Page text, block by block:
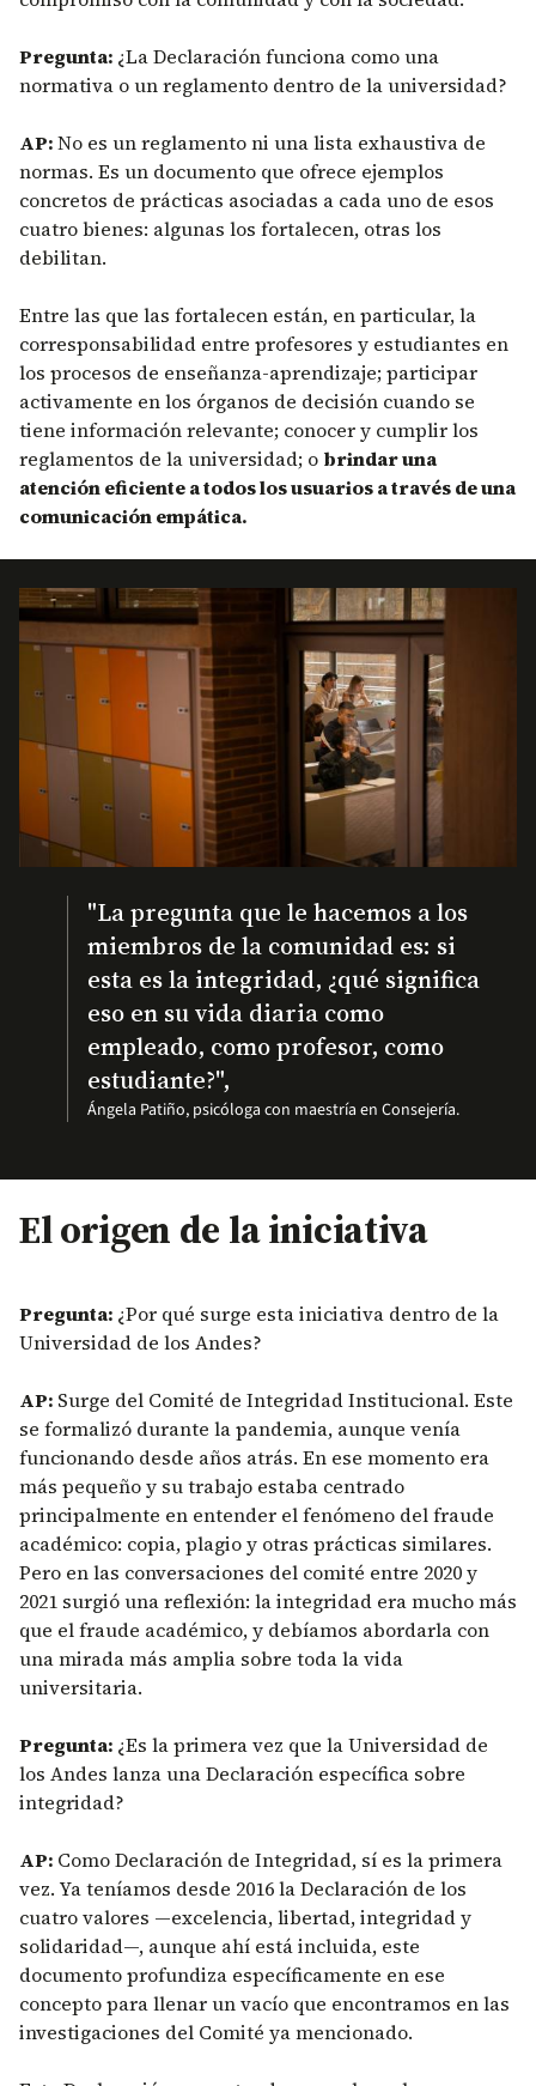
Pregunta: ¿La Declaración funciona como una
normativa o un reglamento dentro de la universidad?
AP:No es un reglamento ni una lista exhaustiva de
normas. Es un documento que ofrece ejemplos
concretos de prácticas asociadas a cada uno de esos
cuatro bienes: algunas los fortalecen, otras los
debilitan.
Entre las que las fortalecen están, en particular, la
corresponsabilidad entre profesores y estudiantes en
los procesos de enseñanza-aprendizaje; participar
activamente en los órganos de decisión cuando se
tiene información relevante; conocer y cumplir los
reglamentos de la universidad; o brindar una
atención eficiente a todos los usuarios a través de una
comunicación empática.
"La pregunta que le hacemos a los
miembros de la comunidad es: si
esta es la integridad, ¿qué significa
eso en su vida diaria como
empleado, como profesor, como
estudiante?",
Ángela Patiño, psicóloga con maestría en Consejería.
El origen de la iniciativa
Pregunta: ¿Por qué surge esta iniciativa dentro de la
Universidad de los Andes?
AP: Surge del Comité de Integridad Institucional. Este
se formalizó durante la pandemia, aunque venía
funcionando desde años atrás. En ese momento era
más pequeño y su trabajo estaba centrado
principalmente en entender el fenómeno del fraude
académico: copia, plagio y otras prácticas similares.
Pero en las conversaciones del comité entre 2020 y
2021 surgió una reflexión: la integridad era mucho más
que el fraude académico, y debíamos abordarla con
una mirada más amplia sobre toda la vida
universitaria.
Pregunta: ¿Es la primera vez que la Universidad de
los Andes lanza una Declaración específica sobre
integridad?
AP: Como Declaración de Integridad, sí es la primera
vez. Ya teníamos desde 2016 la Declaración de los
cuatro valores —excelencia, libertad, integridad y
solidaridad—, aunque ahí está incluida, este
documento profundiza específicamente en ese
concepto para llenar un vacío que encontramos en las
investigaciones del Comité ya mencionado.